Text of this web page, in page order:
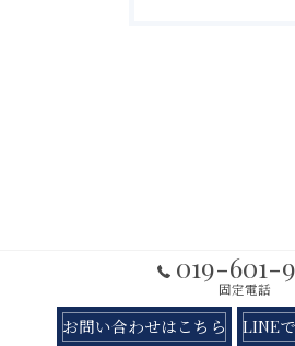
019-601-
固定電話
お問い合わせはこちら LINE